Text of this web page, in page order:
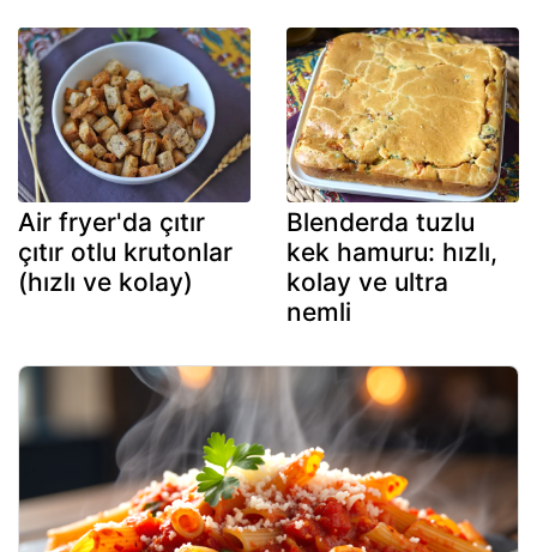
Air fryer'da çıtır
çıtır otlu krutonlar
(hızlı ve kolay)
Blenderda tuzlu
kek hamuru: hızlı,
kolay ve ultra
nemli